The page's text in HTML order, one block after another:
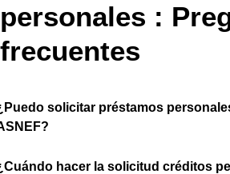
personales :
frecuentes
solicitar préstamos
hacer la solicitud créditos